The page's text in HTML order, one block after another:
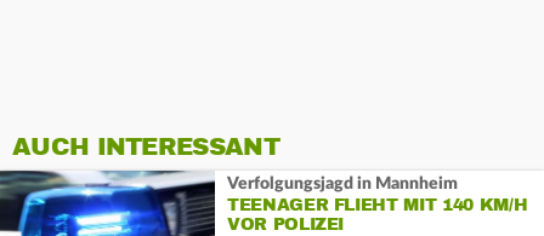
AUCH INTERESSANT
Verfolgungsjagd in Mannheim
TEENAGER FLIEHT MIT 140 KM/H
VOR POLIZEI